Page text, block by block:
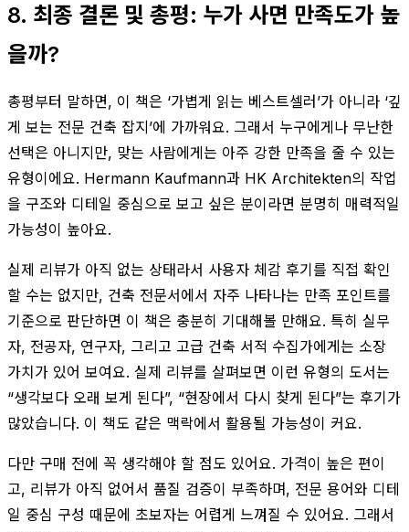
8. 최종 결론 및 총평: 누가 사면 만족도가 높
을까?
총평부터 말하면, 이 책은 ‘가볍게 읽는 베스트셀러’가 아니라 ‘깊
게 보는 전문 건축 잡지’에 가까워요. 그래서 누구에게나 무난한
선택은 아니지만, 맞는 사람에게는 아주 강한 만족을 줄 수 있는
유형이에요. Hermann Kaufmann과 HK Architekten의 작업
을 구조와 디테일 중심으로 보고 싶은 분이라면 분명히 매력적일
가능성이 높아요.
실제 리뷰가 아직 없는 상태라서 사용자 체감 후기를 직접 확인
할 수는 없지만, 건축 전문서에서 자주 나타나는 만족 포인트를
기준으로 판단하면 이 책은 충분히 기대해볼 만해요. 특히 실무
자, 전공자, 연구자, 그리고 고급 건축 서적 수집가에게는 소장
가치가 있어 보여요. 실제 리뷰를 살펴보면 이런 유형의 도서는
“생각보다 오래 보게 된다”, “현장에서 다시 찾게 된다”는 후기가
많았습니다. 이 책도 같은 맥락에서 활용될 가능성이 커요.
다만 구매 전에 꼭 생각해야 할 점도 있어요. 가격이 높은 편이
고, 리뷰가 아직 없어서 품질 검증이 부족하며, 전문 용어와 디테
일 중심 구성 때문에 초보자는 어렵게 느껴질 수 있어요. 그래서